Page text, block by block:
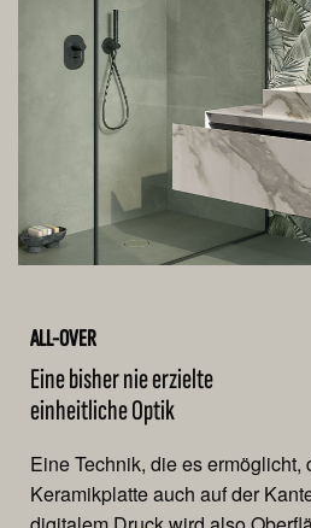
ALL-OVER
Eine bisher nie erzielte
einheitliche Optik
Eine Technik, die es ermöglicht,
Keramikplatte auch auf der